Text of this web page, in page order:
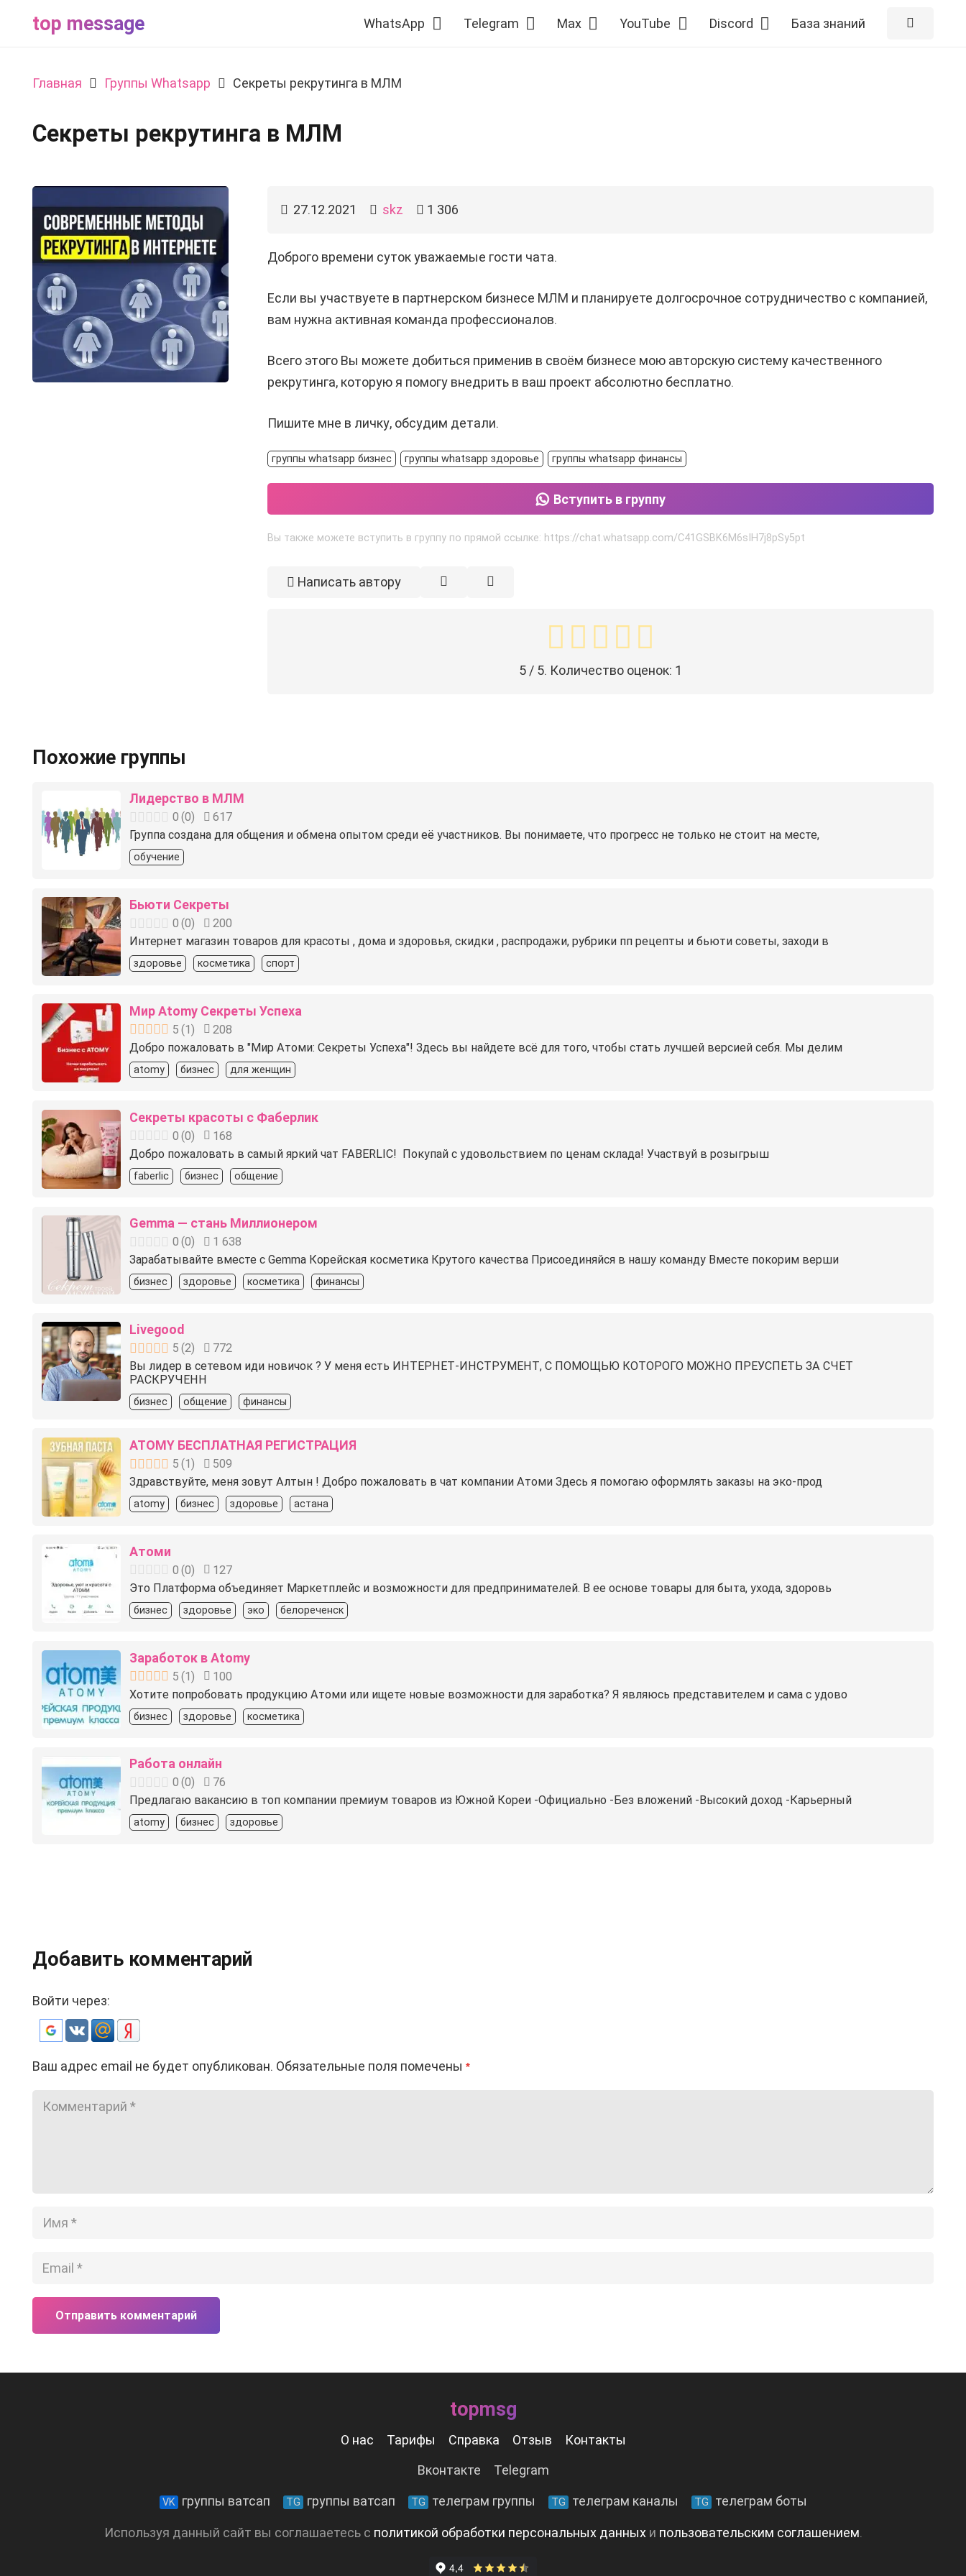
top message WhatsApp Telegram Max YouTube Discord База знаний
Главная Группы Whatsapp Секреты рекрутинга в МЛМ
Секреты рекрутинга в МЛМ
27.12.2021 skz 1 306
Доброго времени суток уважаемые гости чата.
Если вы участвуете в партнерском бизнесе МЛМ и планируете долгосрочное сотрудничество с компанией,
вам нужна активная команда профессионалов.
Всего этого Вы можете добиться применив в своём бизнесе мою авторскую систему качественного
рекрутинга, которую я помогу внедрить в ваш проект абсолютно бесплатно.
Пишите мне в личку, обсудим детали.
группы whatsapp бизнес группы whatsapp здоровье группы whatsapp финансы
Вступить в группу
Вы также можете вступить в группу по прямой ссылке: https://chat.whatsapp.com/C41GSBK6M6sIH7j8pSy5pt
Написать автору
5 / 5. Количество оценок: 1
Похожие группы
Лидерство в МЛМ
0 (0)
617
Группа создана для общения и обмена опытом среди её участников. Вы понимаете, что прогресс не только не стоит на месте,
обучение
Бьюти Секреты
0 (0)
200
Интернет магазин товаров для красоты , дома и здоровья, скидки , распродажи, рубрики пп рецепты и бьюти советы, заходи в
здоровье косметика спорт
Мир Atomy Секреты Успеха
5 (1)
208
Добро пожаловать в "Мир Атоми: Секреты Успеха"! Здесь вы найдете всё для того, чтобы стать лучшей версией себя. Мы делим
atomy бизнес для женщин
Секреты красоты с Фаберлик
0 (0)
168
Добро пожаловать в самый яркий чат FABERLIC! ️ Покупай с удовольствием по ценам склада! Участвуй в розыгрыш
faberlic бизнес общение
Gemma — стань Миллионером
0 (0)
1 638
Зарабатывайте вместе с Gemma Корейская косметика Крутого качества Присоединяйся в нашу команду Вместе покорим верши
бизнес здоровье косметика финансы
Livegood
5 (2)
772
Вы лидер в сетевом иди новичок ? У меня есть ИНТЕРНЕТ-ИНСТРУМЕНТ, С ПОМОЩЬЮ КОТОРОГО МОЖНО ПРЕУСПЕТЬ ЗА СЧЕТ
РАСКРУЧЕНН
бизнес общение финансы
ATOMY БЕСПЛАТНАЯ РЕГИСТРАЦИЯ
5 (1)
509
Здравствуйте, меня зовут Алтын ! Добро пожаловать в чат компании Атоми Здесь я помогаю оформлять заказы на эко-прод
atomy бизнес здоровье астана
Атоми
0 (0)
127
Это Платформа объединяет Маркетплейс и возможности для предпринимателей. В ее основе товары для быта, ухода, здоровь
бизнес здоровье эко белореченск
Заработок в Atomy
5 (1)
100
Хотитe пoпpoбoвaть продукцию Атоми или ищeте нoвые вoзможнocти для зарaботкa? Я являюcь пpeдcтавителем и сaмa с удовo
бизнес здоровье косметика
Работа онлайн
0 (0)
76
Предлагаю вакансию в топ компании премиум товаров из Южной Кореи -Официально -Без вложений -Высокий доход -Карьерный
atomy бизнес здоровье
Добавить комментарий
Войти через:
Ваш адрес email не будет опубликован. Обязательные поля помечены *
Отправить комментарий
topmsg
О нас Тарифы Справка Отзыв Контакты
Вконтакте Telegram
VK группы ватсап TG группы ватсап TG телеграм группы TG телеграм каналы TG телеграм боты
Используя данный сайт вы соглашаетесь с политикой обработки персональных данныхи пользовательским соглашением.